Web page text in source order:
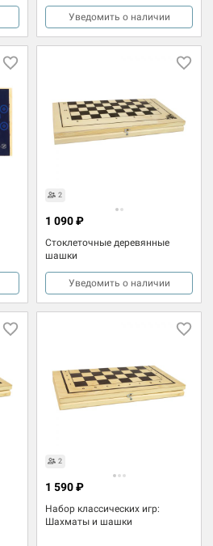
Уведомить о наличии
2
Стоклеточные деревянные
шашки
1 090 ₽
Уведомить о наличии
2
Набор классических игр:
Шахматы и шашки
1 590 ₽